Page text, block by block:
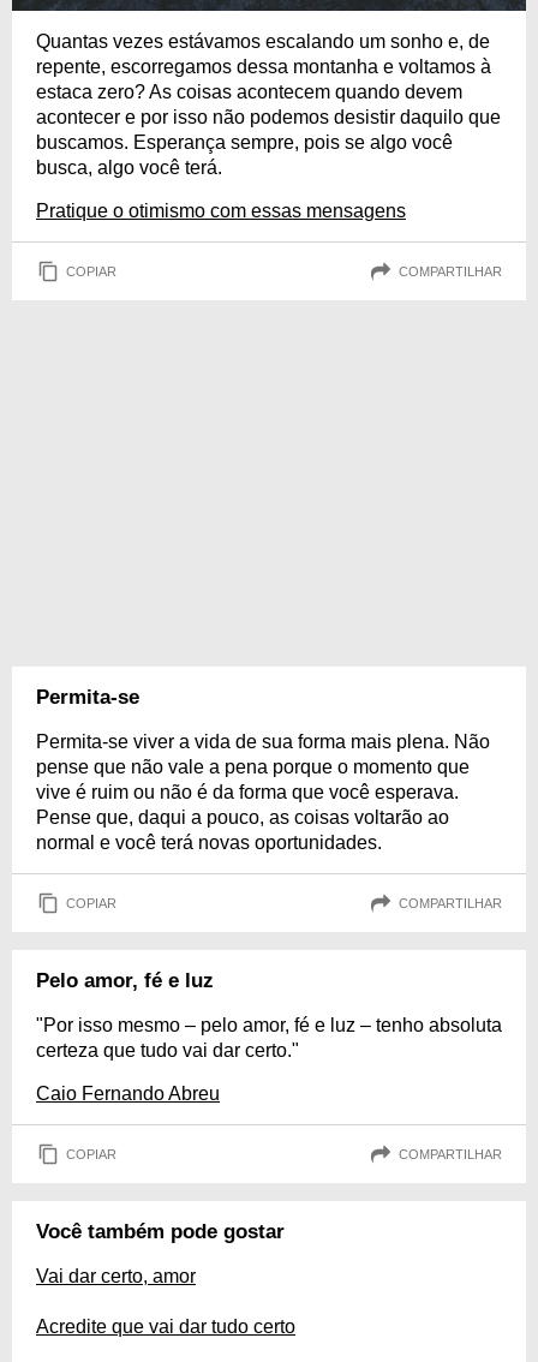
Quantas vezes estávamos escalando um sonho e, de
repente, escorregamos dessa montanha e voltamos à
estaca zero? As coisas acontecem quando devem
acontecer e por isso não podemos desistir daquilo que
buscamos. Esperança sempre, pois se algo você
busca, algo você terá.
Pratique o otimismo com essas mensagens
COPIAR COMPARTILHAR
Permita-se
Permita-se viver a vida de sua forma mais plena. Não
pense que não vale a pena porque o momento que
vive é ruim ou não é da forma que você esperava.
Pense que, daqui a pouco, as coisas voltarão ao
normal e você terá novas oportunidades.
COPIAR COMPARTILHAR
Pelo amor, fé e luz
"Por isso mesmo – pelo amor, fé e luz – tenho absoluta
certeza que tudo vai dar certo."
Caio Fernando Abreu
COPIAR COMPARTILHAR
Você também pode gostar
Vai dar certo, amor
Acredite que vai dar tudo certo